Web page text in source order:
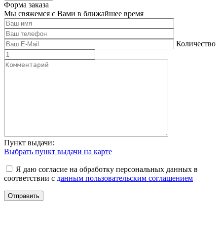
Форма заказа
Мы свяжемся с Вами в ближайшее время
Количество
Пункт выдачи:
Выбрать пункт выдачи на карте
Я даю согласие на обработку персональных данных в
соответствии с данным пользовательским соглашением
Отправить